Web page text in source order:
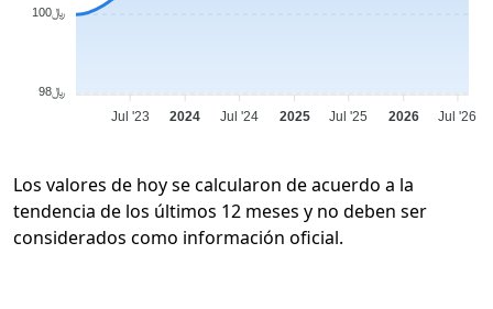
﷼100
﷼98
Jul '23 2024 Jul '24 2025 Jul '25 2026 Jul '26
Los valores de hoy se calcularon de acuerdo a la
tendencia de los últimos 12 meses y no deben ser
considerados como información oficial.